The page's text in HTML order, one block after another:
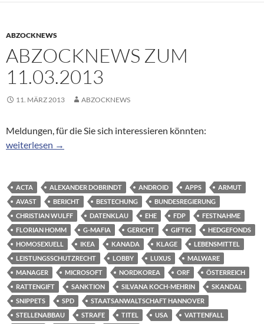
ABZOCKNEWS
ABZOCKNEWS ZUM
11.03.2013
11. MÄRZ 2013 ABZOCKNEWS
Meldungen, für die Sie sich interessieren könnten:
Abzocknews zum 11.03.2013
weiterlesen →
ACTA ALEXANDER DOBRINDT ANDROID APPS
ARMUT
AVAST
BERICHT BESTECHUNG
BUNDESREGIERUNG
CHRISTIAN WULFF
DATENKLAU EHE FDP
FESTNAHME
FLORIAN HOMM
G-MAFIA GERICHT GIFTIG
HEDGEFONDS
HOMOSEXUELL
IKEA KANADA KLAGE
LEBENSMITTEL
LEISTUNGSSCHUTZRECHT
LOBBY LUXUS
MALWARE
MANAGER
MICROSOFT NORDKOREA ORF
ÖSTERREICH
RATTENGIFT
SANKTION SILVANA KOCH-MEHRIN
SKANDAL
SNIPPETS
SPD
STAATSANWALTSCHAFT HANNOVER
STELLENABBAU
STRAFE TITEL USA
VATTENFALL